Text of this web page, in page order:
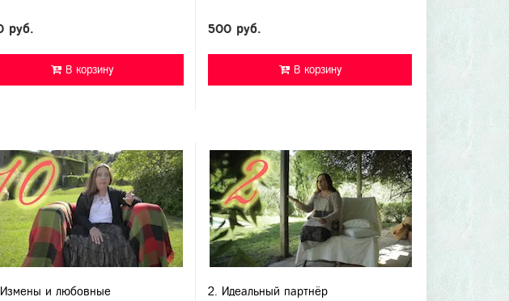
руб.
В корзину
500 руб.
В корзину
и любовные
2. Идеальный партнёр